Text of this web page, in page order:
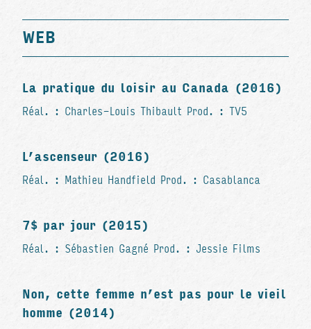
WEB
La pratique du loisir au Canada (2016)
Réal. : Charles-Louis Thibault Prod. : TV5
L’ascenseur (2016)
Réal. : Mathieu Handfield Prod. : Casablanca
7$ par jour (2015)
Réal. : Sébastien Gagné Prod. : Jessie Films
Non, cette femme n’est pas pour le vieil
homme (2014)